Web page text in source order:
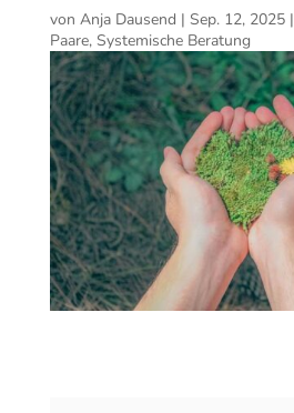
von Anja Dausend | Sep. 12, 2025|
Paare, Systemische Beratung